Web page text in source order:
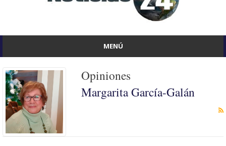
MENÚ
Opiniones
Margarita García-Galán